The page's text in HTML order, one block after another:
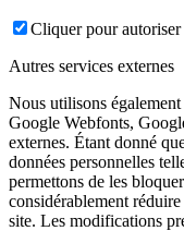
Cliquer pour
Autres services externes
Nous utilisons
Google Webfonts,
externes. Étant donné
données personnelles
permettons de les
considérablement
site. Les modifications